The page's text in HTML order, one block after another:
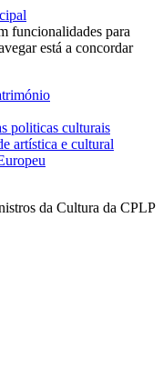
funcionalidades para
está a concordar
politicas culturais
artística e cultural
da Cultura da CPLP